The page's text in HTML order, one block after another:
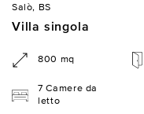
Salò, BS
Villa singola
800 mq
7 Camere da
letto